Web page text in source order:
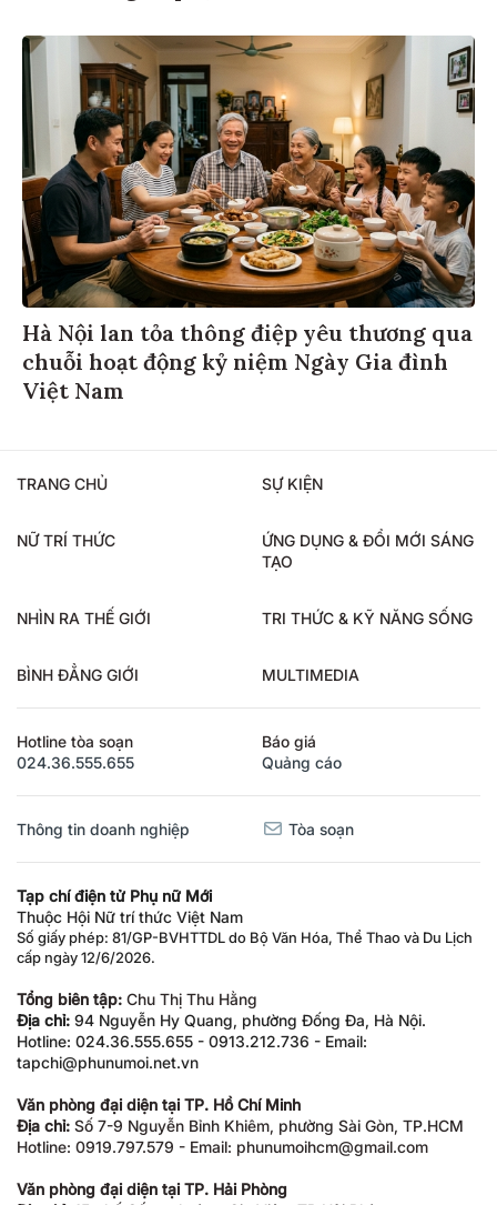
Hà Nội lan tỏa thông điệp yêu thương qua
chuỗi hoạt động kỷ niệm Ngày Gia đình
Việt Nam
TRANG CHỦ SỰ KIỆN
NỮ TRÍ THỨC
ỨNG DỤNG & ĐỔI MỚI SÁNG
TẠO
NHÌN RA THẾ GIỚI TRI THỨC & KỸ NĂNG SỐNG
BÌNH ĐẲNG GIỚI MULTIMEDIA
Hotline tòa soạn
024.36.555.655
Báo giá
Quảng cáo
Thông tin doanh nghiệp Tòa soạn
Tạp chí điện tử Phụ nữ Mới
Thuộc Hội Nữ trí thức Việt Nam
Số giấy phép: 81/GP-BVHTTDL do Bộ Văn Hóa, Thể Thao và Du Lịch
cấp ngày 12/6/2026.
Tổng biên tập: Chu Thị Thu Hằng
Địa chỉ: 94 Nguyễn Hy Quang, phường Đống Đa, Hà Nội.
Hotline: 024.36.555.655 - 0913.212.736 - Email:
tapchi@phunumoi.net.vn
Văn phòng đại diện tại TP. Hồ Chí Minh
Địa chỉ: Số 7-9 Nguyễn Bỉnh Khiêm, phường Sài Gòn, TP.HCM
Hotline: 0919.797.579 - Email: phunumoihcm@gmail.com
Văn phòng đại diện tại TP. Hải Phòng